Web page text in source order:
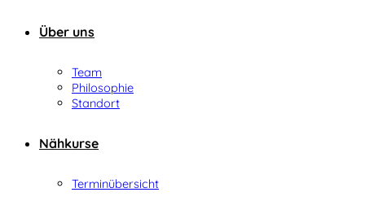
Über uns
Team
Philosophie
Standort
Nähkurse
Terminübersicht